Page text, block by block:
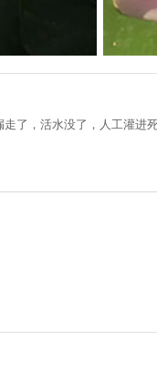
了，活水没了，人工灌进